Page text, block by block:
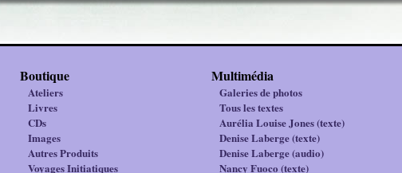
Boutique
Ateliers
Livres
CDs
Images
Autres Produits
Voyages Initiatiques
Multimédia
Galeries de photos
Tous les textes
Aurélia Louise Jones (texte)
Denise Laberge (texte)
Denise Laberge (audio)
Nancy Fuoco (texte)